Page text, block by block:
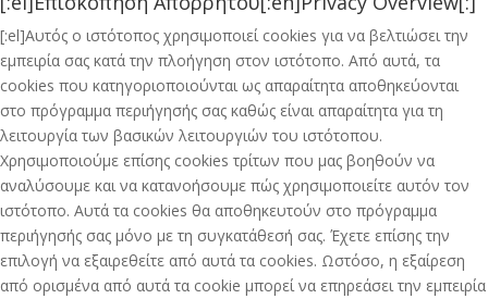
[:el]Αυτός ο ιστότοπος χρησιμοποιεί cookies για να βελτιώσει την
εμπειρία σας κατά την πλοήγηση στον ιστότοπο. Από αυτά, τα
cookies που κατηγοριοποιούνται ως απαραίτητα αποθηκεύονται
στο πρόγραμμα περιήγησής σας καθώς είναι απαραίτητα για τη
λειτουργία των βασικών λειτουργιών του ιστότοπου.
Χρησιμοποιούμε επίσης cookies τρίτων που μας βοηθούν να
αναλύσουμε και να κατανοήσουμε πώς χρησιμοποιείτε αυτόν τον
ιστότοπο. Αυτά τα cookies θα αποθηκευτούν στο πρόγραμμα
περιήγησής σας μόνο με τη συγκατάθεσή σας. Έχετε επίσης την
επιλογή να εξαιρεθείτε από αυτά τα cookies. Ωστόσο, η εξαίρεση
από ορισμένα από αυτά τα cookie μπορεί να επηρεάσει την εμπειρία